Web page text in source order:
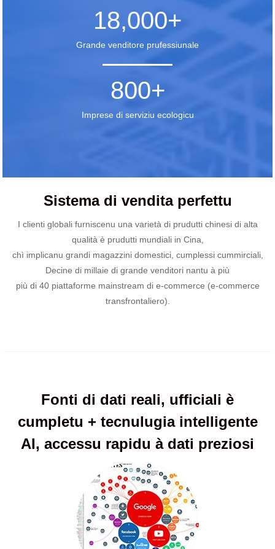
18,000+
Grande venditore prufessiunale
800+
Imprese di serviziu ecologicu
Sistema di vendita perfettu
I clienti globali furniscenu una varietà di prudutti chinesi di alta
qualità è prudutti mundiali in Cina,
chì implicanu grandi magazzini domestici, cumplessi cummirciali,
Decine di millaie di grande venditori nantu à più
più di 40 piattaforme mainstream di e-commerce (e-commerce
transfrontaliero).
Fonti di dati reali, ufficiali è
cumpletu + tecnulugia intelligente
AI, accessu rapidu à dati preziosi